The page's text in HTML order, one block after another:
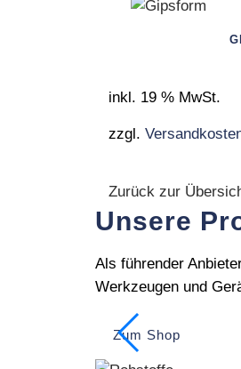
inkl. 19 % MwSt.
zzgl.
Zurück zur
Unsere
Als führender
Werkzeugen und
Zum Shop